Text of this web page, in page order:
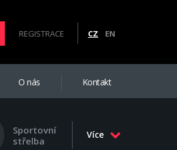
REGISTRACE CZ EN
O nás Kontakt
Sportovní
střelba
Více